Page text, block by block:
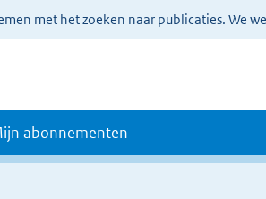
met het zoeken naar publicaties. We
abonnementen